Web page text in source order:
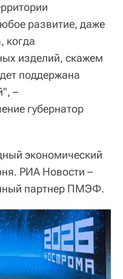
развитие, даже
когда
изделий, скажем
поддержана
–
губернатор
экономический
РИА Новости –
партнер ПМЭФ.